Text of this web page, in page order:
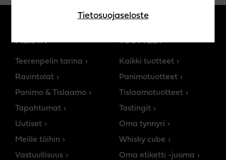
Tietosuojaseloste
MEISTÄ
Teerenpelin tarina
Ravintolat
Panimo & Tislaamo
Tapahtumat
Uutiset
Meille töihin
Vastuullisuus
TUOTTEET
Kaikki tuotteet
Panimotuotteet
Tislaamotuotteet
Tastingit
Oma tynnyri
Whisky cube
Oma etiketti -juoma